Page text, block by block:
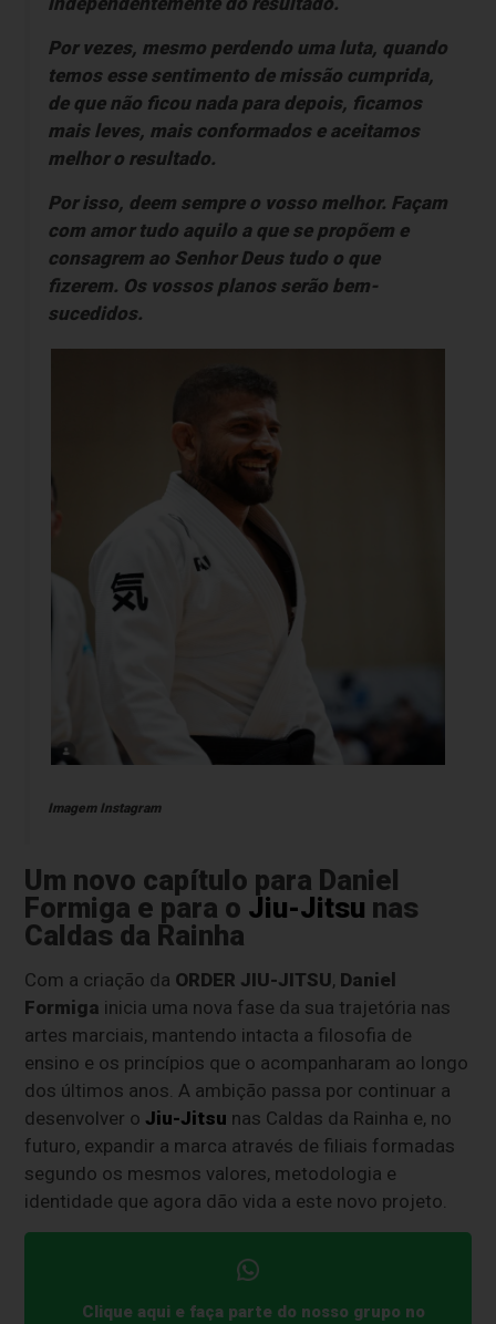
Por vezes, mesmo perdendo uma luta, quando
temos esse sentimento de missão cumprida,
de que não ficou nada para depois, ficamos
mais leves, mais conformados e aceitamos
melhor o resultado.
Por isso, deem sempre o vosso melhor. Façam
com amor tudo aquilo a que se propõem e
consagrem ao Senhor Deus tudo o que
fizerem. Os vossos planos serão bem-
sucedidos.
Imagem Instagram
Um novo capítulo para Daniel
Formiga e para o Jiu-Jitsu nas
Caldas da Rainha
Com a criação da ORDER JIU-JITSU, Daniel
Formiga inicia uma nova fase da sua trajetória nas
artes marciais, mantendo intacta a filosofia de
ensino e os princípios que o acompanharam ao longo
dos últimos anos. A ambição passa por continuar a
desenvolver o Jiu-Jitsu nas Caldas da Rainha e, no
futuro, expandir a marca através de filiais formadas
segundo os mesmos valores, metodologia e
identidade que agora dão vida a este novo projeto.
Clique aqui e faça parte do nosso grupo no